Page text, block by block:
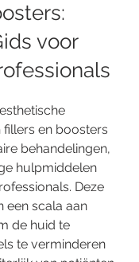
voor
en boosters
behandelingen,
hulpmiddelen
Deze
een scala aan
de huid te
te verminderen